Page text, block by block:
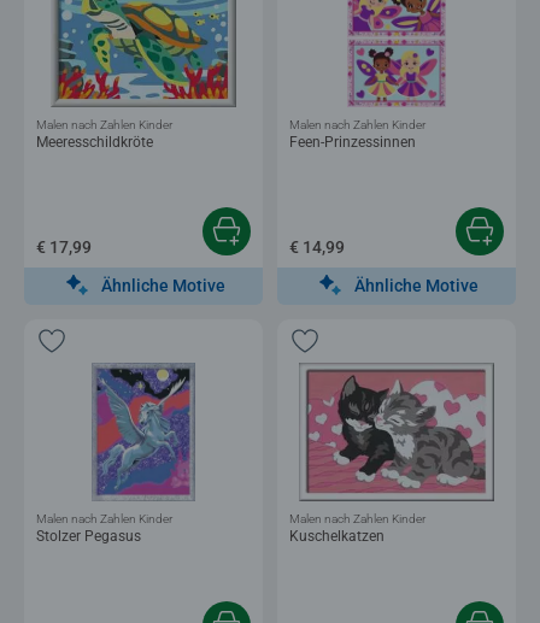
Meeresschildkröte
Malen nach Zahlen Kinder
€ 17,99
Ähnliche Motive
Feen-Prinzessinnen
Malen nach Zahlen Kinder
€ 14,99
Ähnliche Motive
Stolzer Pegasus
Malen nach Zahlen Kinder
Kuschelkatzen
Malen nach Zahlen Kinder